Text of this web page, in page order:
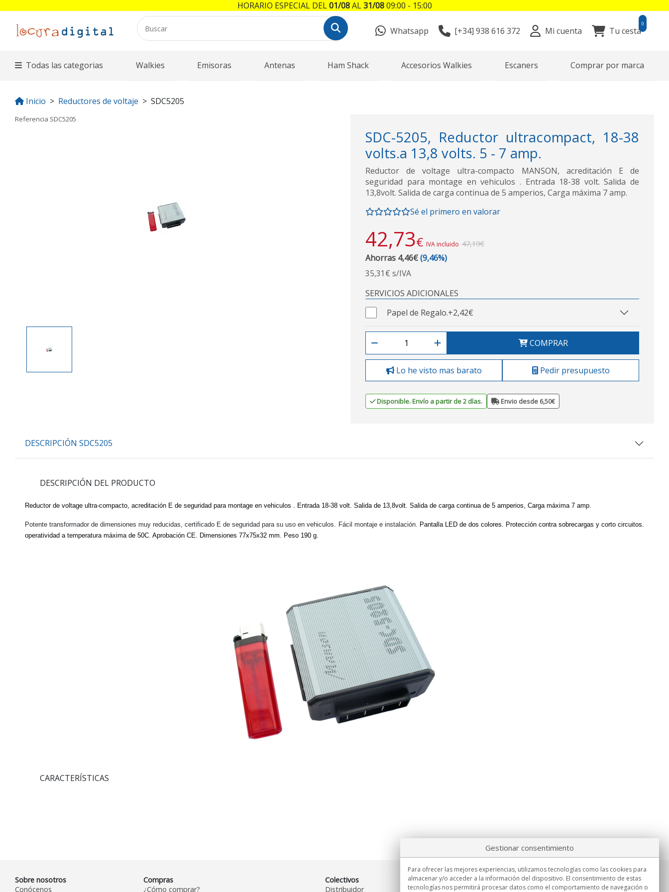
Whatsapp [+34] 938 616 372 Mi cuenta Tu cesta
0
Todas las categorias Walkies Emisoras Antenas Ham Shack Accesorios Walkies Escaners Comprar por marca
Inicio Reductores de voltaje SDC5205
Referencia SDC5205
SDC-5205, Reductor ultracompact, 18-38
volts.a 13,8 volts. 5 - 7 amp.
Reductor de voltage ultra-compacto MANSON, acreditación E de
seguridad para montage en vehiculos . Entrada 18-38 volt. Salida de
13,8volt. Salida de carga continua de 5 amperios, Carga máxima 7 amp.
Sé el primero en valorar
42,73€ IVA incluido 47,19€
Ahorras 4,46€(9,46%)
35,31€ s/IVA
SERVICIOS ADICIONALES
Papel de Regalo.+2,42€
COMPRAR
Lo he visto mas barato Pedir presupuesto
Disponible. Envío a partir de 2 días. Envio desde 6,50€
DESCRIPCIÓN SDC5205
DESCRIPCIÓN DEL PRODUCTO
Reductor de voltage ultra-compacto, acreditación E de seguridad para montage en vehiculos . Entrada 18-38 volt. Salida de 13,8volt. Salida de carga continua de 5 amperios, Carga máxima 7 amp.
Potente transformador de dimensiones muy reducidas, certificado E de seguridad para su uso en vehiculos. Fácil montaje e instalación. Pantalla LED de dos colores. Protección contra sobrecargas y corto circuitos.
operatividad a temperatura máxima de 50C. Aprobación CE. Dimensiones 77x75x32 mm. Peso 190 g.
CARACTERÍSTICAS
Sobre nosotros
Conócenos
Compras
¿Cómo comprar?
Colectivos
Distribuidor
Información
Lu.-Vi. 9:00h - 15:00h.
Gestionar consentimiento
Para ofrecer las mejores experiencias, utilizamos tecnologías como las cookies para
almacenar y/o acceder a la información del dispositivo. El consentimiento de estas
tecnologías nos permitirá procesar datos como el comportamiento de navegación o
HORARIO ESPECIAL DEL01/08AL31/0809:00 - 15:00